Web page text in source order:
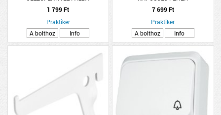
SÜLLYESZTETT IP44 (296100)
1 799 Ft
Praktiker
A bolthoz
Info
7 699 Ft
Praktiker
A bolthoz
Info